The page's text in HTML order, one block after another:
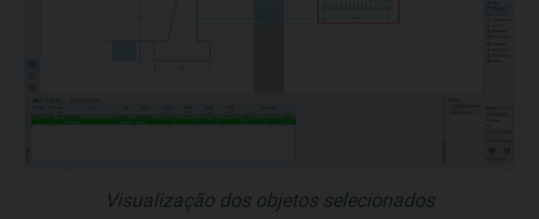
Visualização dos objetos selecionados